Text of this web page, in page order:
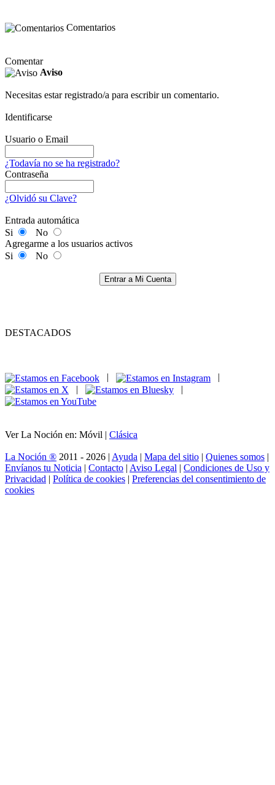
Comentarios
Comentar
Aviso
Necesitas estar registrado/a para escribir un comentario.
Identificarse
Usuario o Email
¿Todavía no se ha registrado?
Contraseña
¿Olvidó su Clave?
Entrada automática
Si
No
Agregarme a los usuarios activos
Si
No
Entrar a Mi Cuenta
DESTACADOS
|
|
Ver La Noción en: Móvil | Clásica
La Noción ® 2011 - 2026 | Ayuda | Mapa del sitio | Quienes somos |
Envíanos tu Noticia | Contacto | Aviso Legal | Condiciones de Uso y
Privacidad | Política de cookies | Preferencias del consentimiento de
cookies